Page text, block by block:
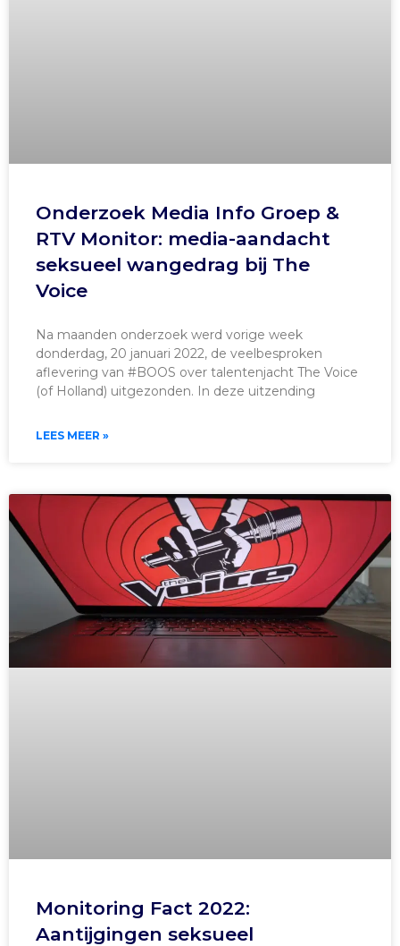
Onderzoek Media Info Groep &
RTV Monitor: media-aandacht
seksueel wangedrag bij The
Voice
Na maanden onderzoek werd vorige week
donderdag, 20 januari 2022, de veelbesproken
aflevering van #BOOS over talentenjacht The Voice
(of Holland) uitgezonden. In deze uitzending
LEES MEER »
Monitoring Fact 2022:
Aantijgingen seksueel